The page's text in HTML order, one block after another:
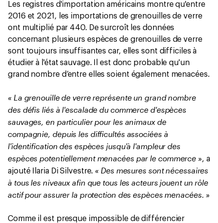
Les registres d'importation américains montre qu'entre
2016 et 2021, les importations de grenouilles de verre
ont multiplié par 440. De surcroît les données
concernant plusieurs espèces de grenouilles de verre
sont toujours insuffisantes car, elles sont difficiles à
étudier à l'état sauvage. Il est donc probable qu'un
grand nombre d’entre elles soient également menacées.
« La grenouille de verre représente un grand nombre
des défis liés à l'escalade du commerce d'espèces
sauvages, en particulier pour les animaux de
compagnie, depuis les difficultés associées à
l'identification des espèces jusqu'à l'ampleur des
espèces potentiellement menacées par le commerce », a
ajouté Ilaria Di Silvestre. « Des mesures sont nécessaires
à tous les niveaux afin que tous les acteurs jouent un rôle
actif pour assurer la protection des espèces menacées. »
Comme il est presque impossible de différencier